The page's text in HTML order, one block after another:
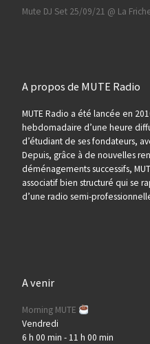
Mute DJ Set 25/09/21 @ La
A propos de MUTE Radio
MUTE Radio a été lancée en
hebdomadaire d’une heure
d’étudiant de ses fondateurs,
Depuis, grâce à de nouvelles
déménagements successifs,
associatif bien structuré qui se
d’une radio semi-
A venir
Morning MUTE
Vendredi
6 h 00 min -11 h 00 min